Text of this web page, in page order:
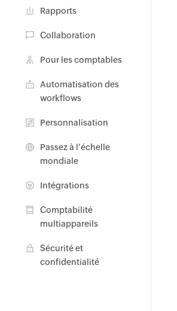
Rapports
Collaboration
Pour les comptables
Automatisation des
workflows
Personnalisation
Passez à l’échelle
mondiale
Intégrations
Comptabilité
multiappareils
Sécurité et
confidentialité